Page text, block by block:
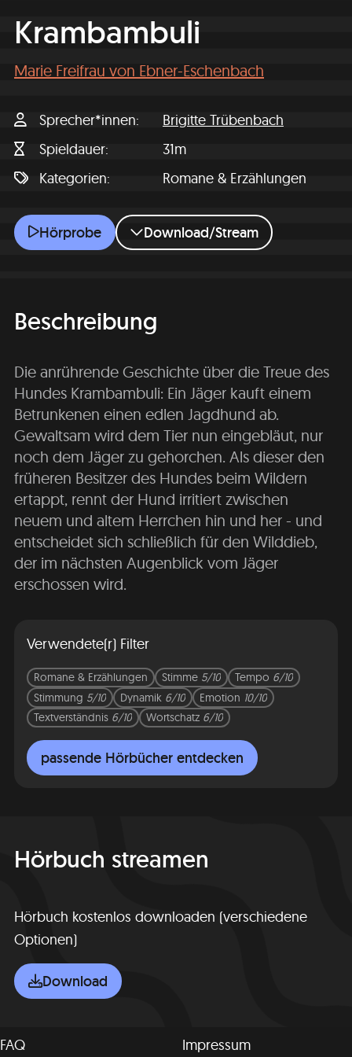
Krambambuli
Marie Freifrau von Ebner-Eschenbach
Sprecher*innen
Brigitte Trübenbach
Spieldauer
31m
Kategorien
Romane & Erzählungen
Krambambuli
Hörprobe Download/Stream
Beschreibung
Die anrührende Geschichte über die Treue des
Hundes Krambambuli: Ein Jäger kauft einem
Betrunkenen einen edlen Jagdhund ab.
Gewaltsam wird dem Tier nun eingebläut, nur
noch dem Jäger zu gehorchen. Als dieser den
früheren Besitzer des Hundes beim Wildern
ertappt, rennt der Hund irritiert zwischen
neuem und altem Herrchen hin und her - und
entscheidet sich schließlich für den Wilddieb,
der im nächsten Augenblick vom Jäger
erschossen wird.
Verwendete(r) Filter
Romane & Erzählungen Stimme 5/10 Tempo 6/10
Stimmung 5/10 Dynamik 6/10 Emotion 10/10
Textverständnis 6/10 Wortschatz 6/10
passende Hörbücher entdecken
Hörbuch streamen
Hörbuch kostenlos downloaden (verschiedene
Optionen)
Download
FAQ Impressum